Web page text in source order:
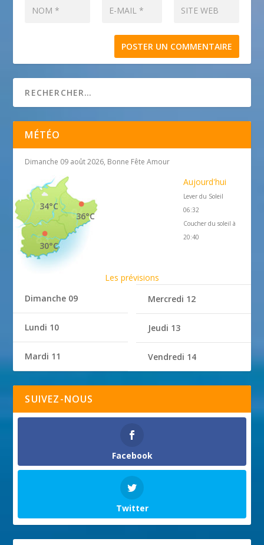
MÉTÉO
Dimanche 09 août 2026, Bonne Fête Amour
36°C
34°C
30°C
Aujourd'hui
Lever du Soleil
06:32
Coucher du soleil à
20:40
Les prévisions
Dimanche 09
Lundi 10
Mardi 11
Mercredi 12
Jeudi 13
Vendredi 14
SUIVEZ-NOUS
Facebook
Twitter